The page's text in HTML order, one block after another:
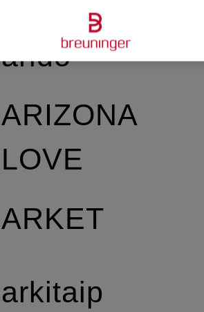
arido
ARIZONA
LOVE
ARKET
arkitaip